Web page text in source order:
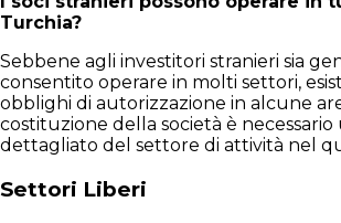
Turchia?
Sebbene agli investitori stranieri sia
consentito operare in molti settori,
obblighi di autorizzazione in alcune
costituzione della società è necessario
dettagliato del settore di attività nel
Settori Liberi